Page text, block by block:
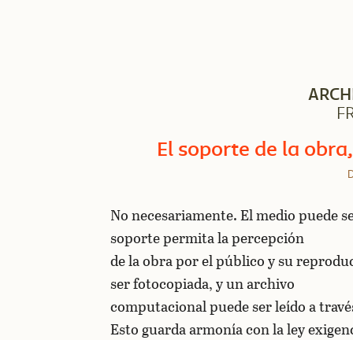
El soporte de la
No necesariamente. El medio puede
soporte permita la percepción
de la obra por el público y su
ser fotocopiada, y un archivo
computacional puede ser leído a
Esto guarda armonía con la ley